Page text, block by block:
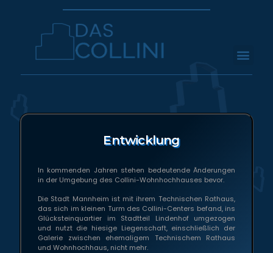
Entwicklung
In kommenden Jahren stehen bedeutende Änderungen
in der Umgebung des Collini-Wohnhochhauses bevor.
Die Stadt Mannheim ist mit ihrem Technischen Rathaus,
das sich im kleinen Turm des Collini-Centers befand, ins
Glücksteinquartier im Stadtteil Lindenhof umgezogen
und nutzt die hiesige Liegenschaft, einschließlich der
Galerie zwischen ehemaligem Technischem Rathaus
und Wohnhochhaus, nicht mehr.